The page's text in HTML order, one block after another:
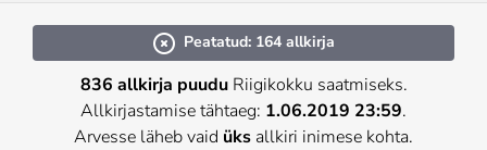
Peatatud: 164 allkirja
836 allkirja puuduRiigikokku saatmiseks.
Allkirjastamise tähtaeg: 1.06.2019 23:59.
Arvesse läheb vaid üks allkiri inimese kohta.